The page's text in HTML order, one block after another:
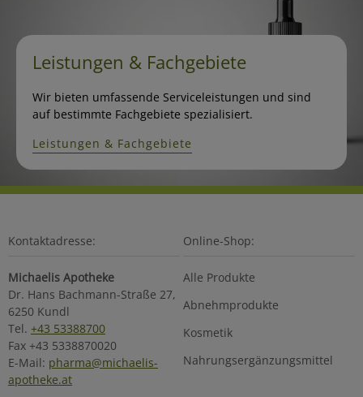
Leistungen & Fachgebiete
Wir bieten umfassende Serviceleistungen und sind
auf bestimmte Fachgebiete spezialisiert.
Leistungen & Fachgebiete
Kontaktadresse:
Michaelis Apotheke
Dr. Hans Bachmann-Straße 27,
6250 Kundl
Tel. +43 53388700
Fax +43 5338870020
E-Mail: pharma@michaelis-
apotheke.at
Online-Shop:
Alle Produkte
Abnehmprodukte
Kosmetik
Nahrungsergänzungsmittel